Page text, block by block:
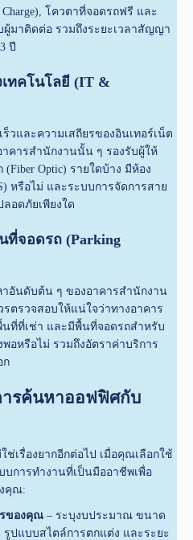
Charge), โควตาที่จอดรถฟรี และ
ผู้มาติดต่อ รวมถึงระยะเวลาสัญญา
ปี
ทคโนโลยี (IT &
วและความเสถียรของอินเทอร์เน็ต
คารสำนักงานนั้น ๆ รองรับผู้ให้
Optic) รายใดบ้าง มีห้อง
หรือไม่ และระบบการจัดการสาย
อดภัยเพียงใด
ที่จอดรถ (Parking
อันดับต้น ๆ ของอาคารสำนักงาน
รตรวจสอบให้แน่ใจว่าทางอาคาร
ที่ที่เช่า และมีพื้นที่จอดรถสำหรับ
อหรือไม่ รวมถึงอัตราค่าบริการ
ก
ารค้นหาออฟฟิศกับ
เรื่องยากอีกต่อไป เมื่อคุณเลือกใช้
บการทำงานที่เป็นมืออาชีพเพื่อ
คุณ:
ของคุณ – ระบุงบประมาณ ขนาด
ปแบบสไตล์การตกแต่ง และระยะ